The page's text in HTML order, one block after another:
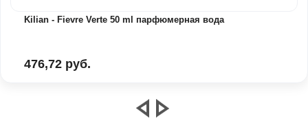
Kilian - Fievre Verte 50 ml парфюмерная вода
476,72 руб.